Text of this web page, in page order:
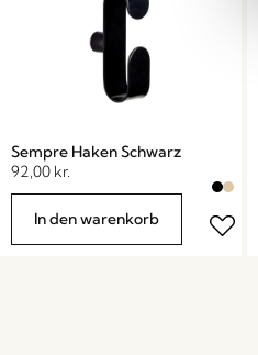
Sempre Haken Schwarz
92,00 kr.
In den warenkorb